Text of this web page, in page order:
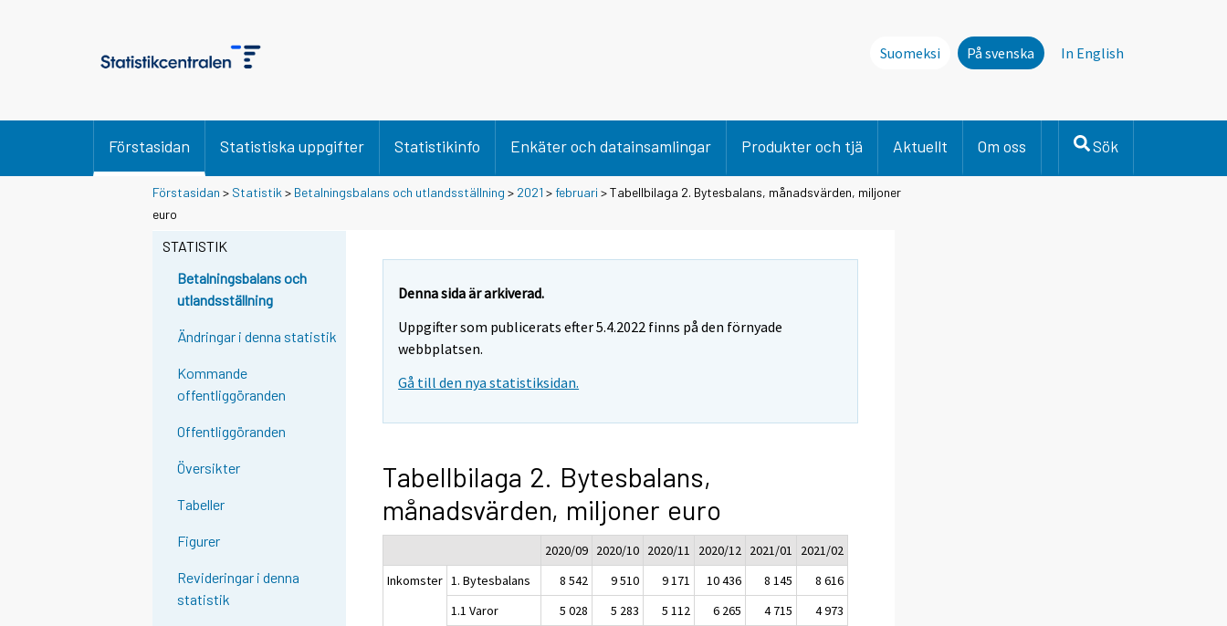
Suomeksi På svenska In English
Förstasidan Statistiska uppgifter Statistikinfo Enkäter och datainsamlingar Produkter och tjä Aktuellt Om oss Sök
Förstasidan > Statistik > Betalningsbalans och utlandsställning > 2021 >februari > Tabellbilaga 2. Bytesbalans, månadsvärden, miljoner
euro
STATISTIK
Betalningsbalans och
utlandsställning
Ändringar i denna statistik
Kommande
offentliggöranden
Offentliggöranden
Översikter
Tabeller
Figurer
Revideringar i denna
statistik
Denna sida är arkiverad.
Uppgifter som publicerats efter 5.4.2022 finns på den förnyade
webbplatsen.
Gå till den nya statistiksidan.
Tabellbilaga 2. Bytesbalans,
månadsvärden, miljoner euro
2020/09 2020/10 2020/11 2020/12 2021/01
2021/02
Inkomster 1. Bytesbalans 8 542 9 510 9 171 10 436 8 145
8 616
1.1 Varor
5 028 5 283 5 112 6 265 4 715
4 973